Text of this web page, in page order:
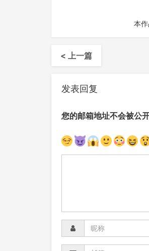
本
< 上一篇
发表回复
您的邮箱地址不会被公开